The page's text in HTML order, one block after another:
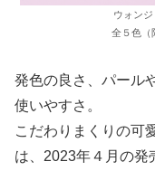
ウォン
全５色（
発色の良さ、パール
使いやすさ。
こだわりまくりの可
は、2023年４月の発